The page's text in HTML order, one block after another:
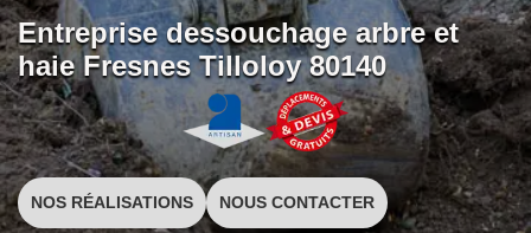
Entreprise dessouchage arbre et
haie Fresnes Tilloloy 80140
NOS RÉALISATIONS NOUS CONTACTER